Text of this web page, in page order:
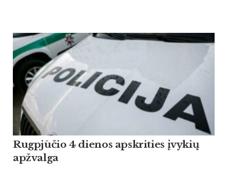
Rugpjūčio 4 dienos apskrities įvykių
apžvalga